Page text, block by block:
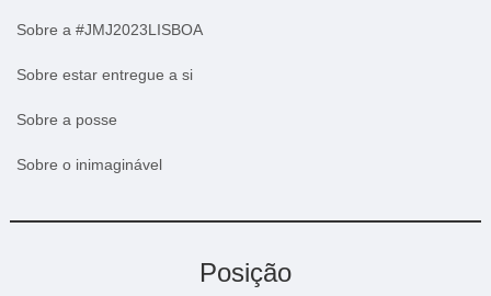
Sobre a #JMJ2023LISBOA
Sobre estar entregue a si
Sobre a posse
Sobre o inimaginável
Posição